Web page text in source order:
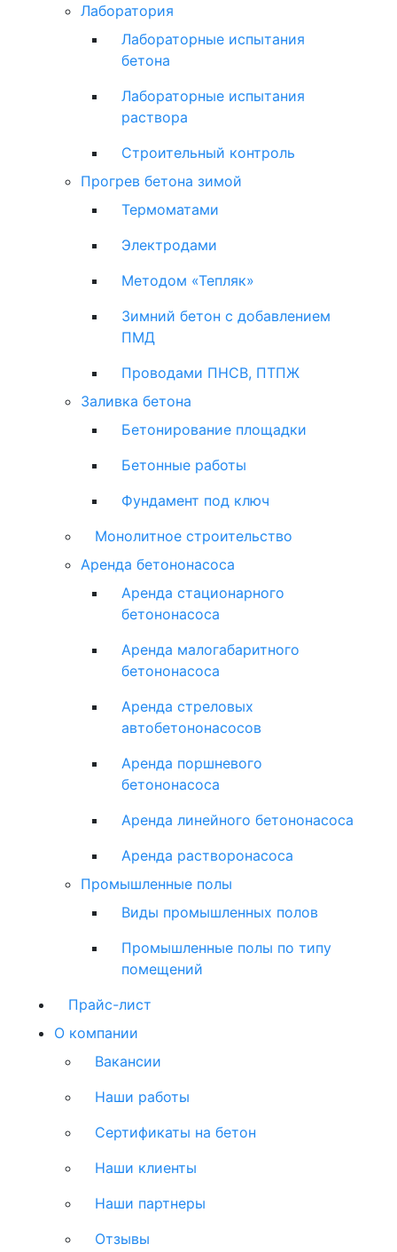
Лаборатория
Лабораторные испытания
бетона
Лабораторные испытания
раствора
Строительный контроль
Прогрев бетона зимой
Термоматами
Электродами
Методом «Тепляк»
Зимний бетон с добавлением
ПМД
Проводами ПНСВ, ПТПЖ
Заливка бетона
Бетонирование площадки
Бетонные работы
Фундамент под ключ
Монолитное строительство
Аренда бетононасоса
Аренда стационарного
бетононасоса
Аренда малогабаритного
бетононасоса
Аренда стреловых
автобетононасосов
Аренда поршневого
бетононасоса
Аренда линейного бетононасоса
Аренда растворонасоса
Промышленные полы
Виды промышленных полов
Промышленные полы по типу
помещений
Прайс-лист
О компании
Вакансии
Наши работы
Сертификаты на бетон
Наши клиенты
Наши партнеры
Отзывы